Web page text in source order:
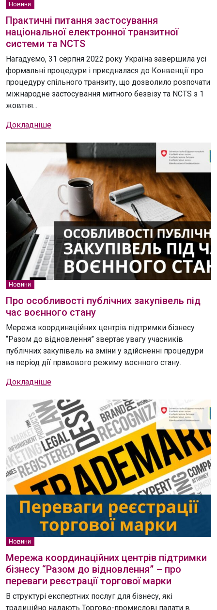
Новини
Практичні питання застосування
національної електронної транзитної
системи та NCTS
Нагадуємо, 31 серпня 2022 року Україна завершила усі
формальні процедури і приєдналася до Конвенції про
процедуру спільного транзиту, що дозволило розпочати
міжнародне застосування митного безвізу та NCTS з 1
жовтня...
Докладніше
Новини
Про особливості публічних закупівель під
час воєнного стану
Мережа координаційних центрів підтримки бізнесу
“Разом до відновлення” звертає увагу учасників
публічних закупівель на зміни у здійсненні процедури
на період дії правового режиму воєнного стану.
Докладніше
Новини
Мережа координаційних центрів підтримки
бізнесу “Разом до відновлення” – про
переваги реєстрації торгової марки
В структурі експертних послуг для бізнесу, які
традиційно надають Торгово-промислові палати в